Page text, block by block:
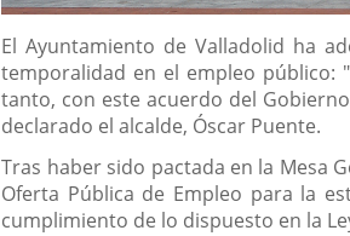
Descripción
El Ayuntamiento de Valladolid ha
temporalidad en el empleo público:
tanto, con este acuerdo del
declarado el alcalde, Óscar Puente.
Tras haber sido pactada en la Mesa
Oferta Pública de Empleo para la
cumplimiento de lo dispuesto en la